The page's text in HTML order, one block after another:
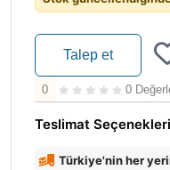
Talep et
0 0
Teslimat Seçenekleri
Türkiye'nin her